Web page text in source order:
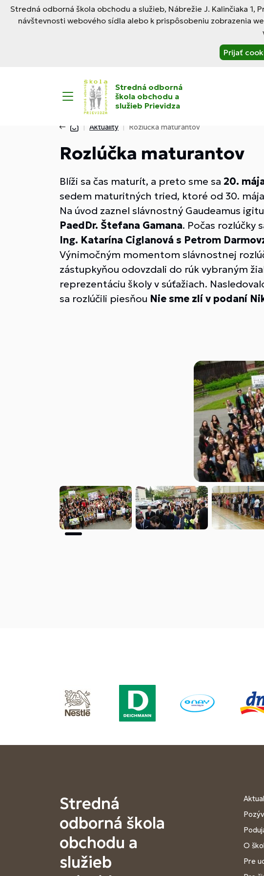
Stredná odborná škola obchodu a služieb, Nábrežie J. Kalinčiaka
návštevnosti webového sídla alebo k prispôsobeniu zobrazenia
Prijať
Stredná odborná
škola obchodu a
služieb Prievidza
Aktuality Rozlúčka maturantov
Rozlúčka maturantov
Blíži sa čas maturít, a preto sme sa 20.
sedem maturitných tried, ktoré od 30.
Na úvod zaznel slávnostný Gaudeamus
PaedDr. Štefana Gamana. Počas rozlúčky
Ing. Katarína Ciglanová s Petrom
Výnimočným momentom slávnostnej
zástupkyňou odovzdali do rúk vybraným
reprezentáciu školy v súťažiach.
sa rozlúčili piesňou Nie sme zlí v podaní
Stredná
odborná škola
obchodu a
služieb
O
Pre